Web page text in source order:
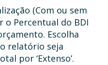
(Com ou sem
o Percentual do BDI
Escolha
relatório seja
por ‘Extenso’.